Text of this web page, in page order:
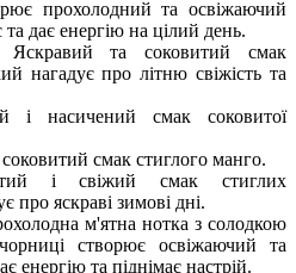
прохолодний та освіжаючий
дає енергію на цілий день.
та соковитий смак
нагадує про літню свіжість та
і насичений смак соковитої
смак стиглого манго.
і свіжий смак стиглих
про яскраві зимові дні.
м'ятна нотка з солодкою
створює освіжаючий та
енергію та піднімає настрій.